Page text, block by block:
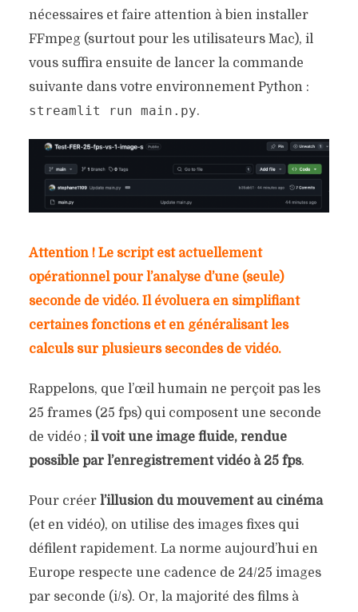
nécessaires et faire attention à bien installer
FFmpeg (surtout pour les utilisateurs Mac), il
vous suffira ensuite de lancer la commande
suivante dans votre environnement Python :
streamlit run main.py.
Attention ! Le script est actuellement
opérationnel pour l’analyse d’une (seule)
seconde de vidéo. Il évoluera en simplifiant
certaines fonctions et en généralisant les
calculs sur plusieurs secondes de vidéo.
Rappelons, que l’œil humain ne perçoit pas les
25 frames (25 fps) qui composent une seconde
de vidéo ; il voit une image fluide, rendue
possible par l’enregistrement vidéo à 25 fps.
Pour créer l’illusion du mouvement au cinéma
(et en vidéo), on utilise des images fixes qui
défilent rapidement. La norme aujourd’hui en
Europe respecte une cadence de 24/25 images
par seconde (i/s). Or, la majorité des films à